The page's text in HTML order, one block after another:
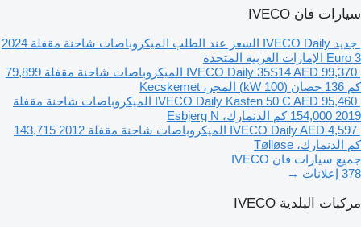
سيارات فان IVECO
جديد IVECO Daily السعر عند الطلب الميكروباصات شاحنة مقفلة 2024
Euro 3 الإمارات العربية المتحدة
IVECO Daily 35S14AED 99,370 الميكروباصات شاحنة مقفلة 79,899
كم 136 حصان (100 kW)
المجر، Kecskemet
IVECO Daily Kasten 50 C AED 95,460
الميكروباصات شاحنة مقفلة
2019 154,000 كم
الدنمارك، Esbjerg N
IVECO DailyAED 4,597 الميكروباصات شاحنة مقفلة 2012
143,715
كم الدنمارك، Tølløse
جميع سيارات فان IVECO
378 إعلانات →
مركبات البلدية IVECO